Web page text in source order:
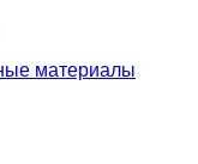
материалы